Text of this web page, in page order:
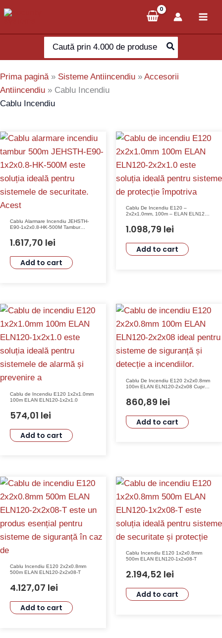
Skip
to
content
for:
Prima pagină» Sisteme Antiincendiu » Accesorii
Antiincendiu » Cablu Incendiu
Cablu Incendiu
Cablu Alarmare Incendiu JEHSTH-
E90-1x2x0.8-HK-500M Tambur
0.8mm, Temperatura Operare -30°C
~ +90°C, Tensiune Max 300V
1.617,70 lei
Add to cart
Cablu De Incendiu E120 –
2x2x1.0mm, 100m – ELAN ELN120-
1.098,79 lei
Add to cart
Cablu de Incendiu E120 1x2x1.0mm
100m ELAN ELN120-1x2x1.0
574,01 lei
Add to cart
Cablu De Incendiu E120 2x2x0.8mm
100m ELAN ELN120-2x2x08 Cupru
860,89 lei
Add to cart
Cablu Incendiu E120 2x2x0.8mm
500m ELAN ELN120-2x2x08-T
4.127,07 lei
Add to cart
Cablu Incendiu E120 1x2x0.8mm
500m ELAN ELN120-1x2x08-T
2.194,52 lei
Add to cart